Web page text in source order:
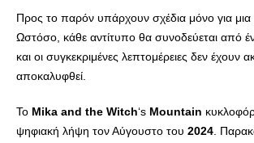
Προς το παρόν υπάρχουν σχέδια μόνο για μια
Ωστόσο, κάθε αντίτυπο θα συνοδεύεται από
και οι συγκεκριμένες λεπτομέρειες δεν έχουν
αποκαλυφθεί.
Το Mika and the Witch‘s Mountain
ψηφιακή λήψη τον Αύγουστο του 2024 .